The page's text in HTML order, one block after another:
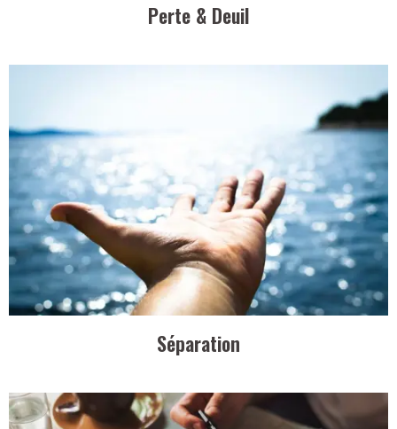
Perte & Deuil
Séparation